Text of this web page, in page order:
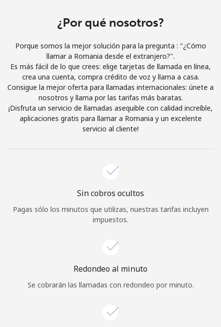
o
Continuar con
¿Por qué nosotros?
Porque somos la mejor solución para la pregunta : "¿Cómo
llamar a Romania desde el extranjero?".
Es más fácil de lo que crees: elige tarjetas de llamada en línea,
crea una cuenta, compra crédito de voz y llama a casa.
Consigue la mejor oferta para llamadas internacionales: únete a
nosotros y llama por las tarifas más baratas.
¡Disfruta un servicio de llamadas asequible con calidad increíble,
aplicaciones gratis para llamar a Romania y un excelente
servicio al cliente!
Sin cobros ocultos
Pagas sólo los minutos que utilizas, nuestras tarifas incluyen
impuestos.
Redondeo al minuto
Se cobrarán las llamadas con redondeo por minuto.